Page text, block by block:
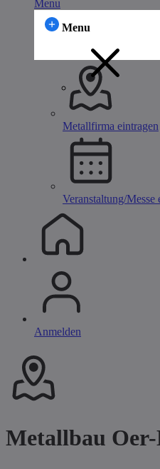
Menu
Menu
Metallfirma eintragen
Veranstaltung/Messe
Anmelden
Metallbau